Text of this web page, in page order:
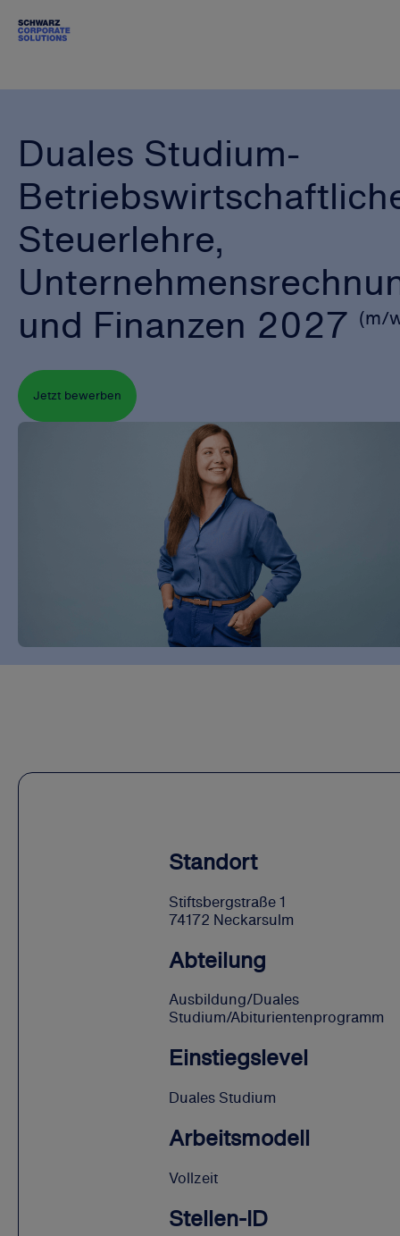
Duales Studium-
Steuerlehre,
und Finanzen 2027 (m/
Jetzt bewerben
Standort
Stiftsbergstraße 1
74172 Neckarsulm
Abteilung
Ausbildung/Duales
Studium/Abiturientenprogramm
Einstiegslevel
Duales Studium
Arbeitsmodell
Vollzeit
Stellen-ID